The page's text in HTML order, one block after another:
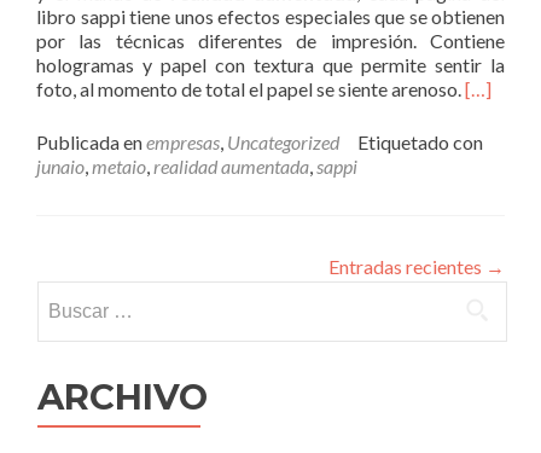
libro sappi tiene unos efectos especiales que se obtienen
por las técnicas diferentes de impresión. Contiene
hologramas y papel con textura que permite sentir la
foto, al momento de total el papel se siente arenoso.[…]
Publicada enempresas, Uncategorized
Etiquetado con
junaio,metaio,realidad aumentada,sappi
Entradas recientes →
ARCHIVO